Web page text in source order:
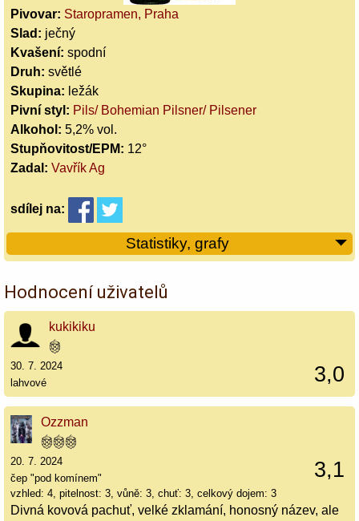
Pivovar: Staropramen, Praha
Slad: ječný
Kvašení: spodní
Druh: světlé
Skupina: ležák
Pivní styl: Pils/ Bohemian Pilsner/ Pilsener
Alkohol: 5,2% vol.
Stupňovitost/EPM: 12°
Zadal: Vavřík Ag
sdílej na:
Statistiky, grafy
Hodnocení uživatelů
kukikiku
3,0
30. 7. 2024
lahvové
Ozzman
3,1
20. 7. 2024
čep "pod komínem"
vzhled: 4, pitelnost: 3, vůně: 3, chuť: 3, celkový dojem: 3
Divná kovová pachuť, velké zklamání, honosný název, ale